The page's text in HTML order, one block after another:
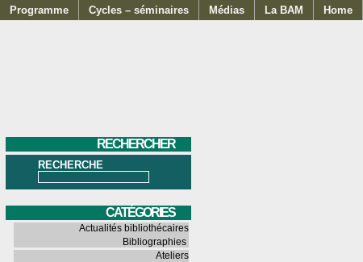
Home
La BAM
Médias
Cycles – séminaires
Programme
RECHERCHER
RECHERCHE
CATÉGORIES
Actualités bibliothécaires
Bibliographies
Ateliers